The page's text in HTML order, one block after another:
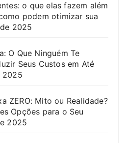
o que elas fazem além
podem otimizar sua
2025
O Que Ninguém Te
Seus Custos em Até
2025
ZERO: Mito ou Realidade?
Opções para o Seu
2025